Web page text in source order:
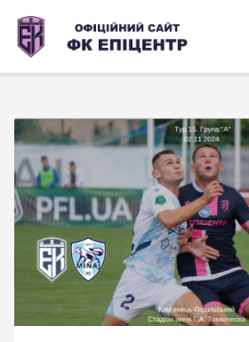
ОФІЦІЙНИЙ САЙТ
ОФІЦІЙНИЙ САЙТ ФК
Головна
Новини
Команда
Матчі 2026/2027
Фото
Історія
Клуб